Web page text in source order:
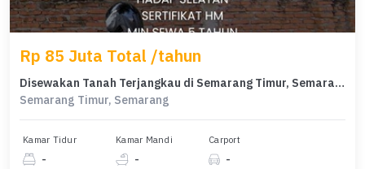
Rp 85 Juta Total /tahun
Disewakan Tanah Terjangkau di Semarang Timur, Semarang, LT 325m²
Semarang Timur, Semarang
Kamar Tidur
-
Kamar Mandi
-
Carport
-